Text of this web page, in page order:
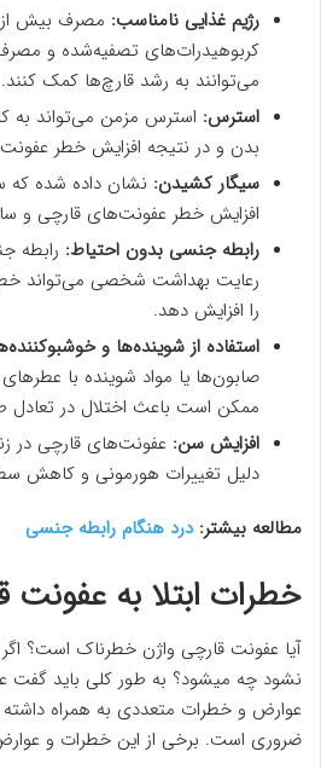
رژیم غذایی نامناسب: مصرف بیش از
کربوهیدرات‌های تصفیه‌شده و
می‌توانند به رشد قارچ‌ها کمک کنند.
استرس: استرس مزمن می‌تواند به
بدن و در نتیجه افزایش خطر
سیگار کشیدن: نشان داده شده که
افزایش خطر عفونت‌های قارچی و
رابطه جنسی بدون احتیاط: رابطه
رعایت بهداشت شخصی می‌تواند
را افزایش دهد.
استفاده از شوینده‌ها و
صابون‌ها یا مواد شوینده با
ممکن است باعث اختلال در تعادل
افزایش سن: عفونت‌های قارچی در
دلیل تغییرات هورمونی و کاهش
مطالعه بیشتر:درد هنگام رابطه جنسی
خطرات ابتلا به عفونت
آیا عفونت قارچی واژن خطرناک است؟
نشود چه میشود؟ به طور کلی باید گفت
عوارض و خطرات متعددی به همراه داشته
ضروری است. برخی از این خطرات و عوارض